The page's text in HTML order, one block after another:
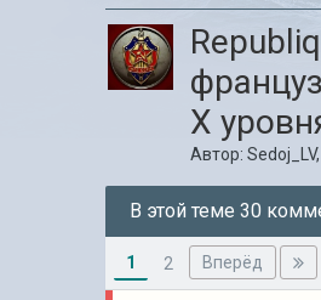
Х
Автор:Sedoj_LV,
В этой теме 30
1 2 Вперёд